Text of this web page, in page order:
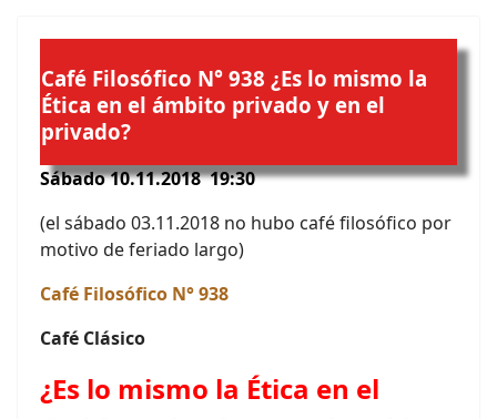
Café Filosófico N° 938 ¿Es lo mismo la
Ética en el ámbito privado y en el
privado?
Sábado 10.11.2018 19:30
(el sábado 03.11.2018 no hubo café filosófico por
motivo de feriado largo)
Café Filosófico N° 938
Café Clásico
¿Es lo mismo la Ética en el